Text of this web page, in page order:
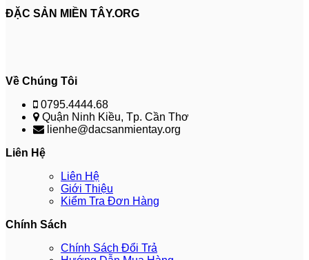
ĐẶC SẢN MIỀN TÂY.ORG
Về Chúng Tôi
0795.4444.68
Quận Ninh Kiều, Tp. Cần Thơ
lienhe@dacsanmientay.org
Liên Hệ
Liên Hệ
Giới Thiệu
Kiểm Tra Đơn Hàng
Chính Sách
Chính Sách Đổi Trả